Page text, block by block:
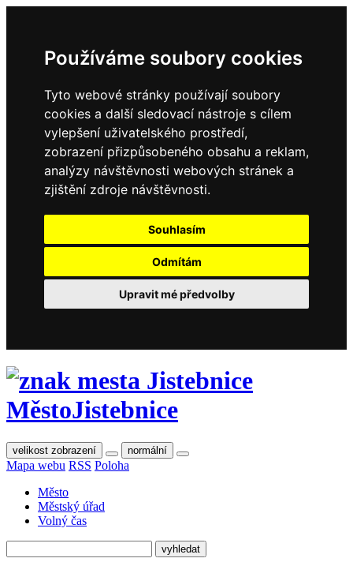
Používáme soubory cookies
Tyto webové stránky používají soubory
cookies a další sledovací nástroje s cílem
vylepšení uživatelského prostředí,
zobrazení přizpůsobeného obsahu a reklam,
analýzy návštěvnosti webových stránek a
zjištění zdroje návštěvnosti.
Souhlasím
Odmítám
Upravit mé předvolby
MěstoJistebnice
velikost zobrazení normální
Mapa webu RSS Poloha
Město
Městský úřad
Volný čas